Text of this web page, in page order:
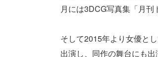
月には3DCG写真集「月刊
そして2015年より女優と
出演し、同作の舞台にも